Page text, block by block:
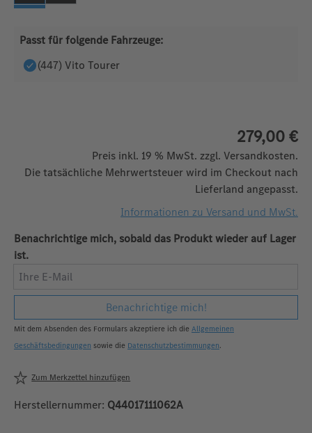
Passt für folgende Fahrzeuge:
(447) Vito Tourer
279,00 €
Preis inkl. 19 % MwSt. zzgl. Versandkosten.
Die tatsächliche Mehrwertsteuer wird im Checkout nach
Lieferland angepasst.
Informationen zu Versand und MwSt.
Benachrichtige mich, sobald das Produkt wieder auf Lager
ist.
Ihre E-Mail
Benachrichtige mich!
Mit dem Absenden des Formulars akzeptiere ich die Allgemeinen
Geschäftsbedingungen sowie die Datenschutzbestimmungen.
Zum Merkzettel hinzufügen
Herstellernummer: Q44017111062A